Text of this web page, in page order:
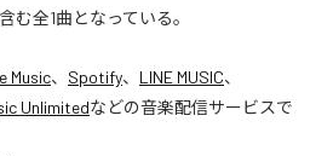
む全1曲となっている。
Music、 Spotify、 LINE MUSIC、
Unlimitedなどの音楽配信サービスで